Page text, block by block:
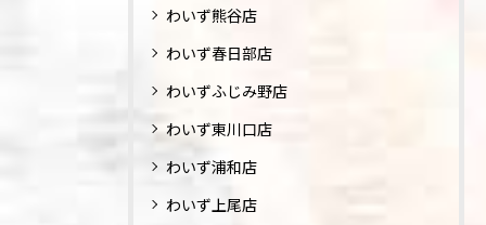
わいず熊谷店
わいず春日部店
わいずふじみ野店
わいず東川口店
わいず浦和店
わいず上尾店